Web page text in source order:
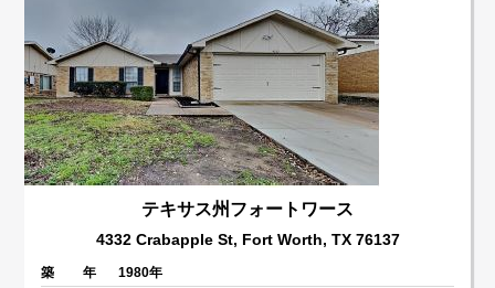
テキサス州フォートワース
4332 Crabapple St, Fort Worth, TX 76137
築 年
1980年